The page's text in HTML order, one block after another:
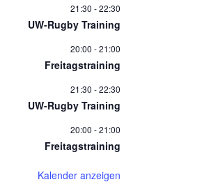
21:30 -22:30
UW-Rugby Training
20:00 -21:00
Freitagstraining
21:30 -22:30
UW-Rugby Training
20:00 -21:00
Freitagstraining
Kalender anzeigen